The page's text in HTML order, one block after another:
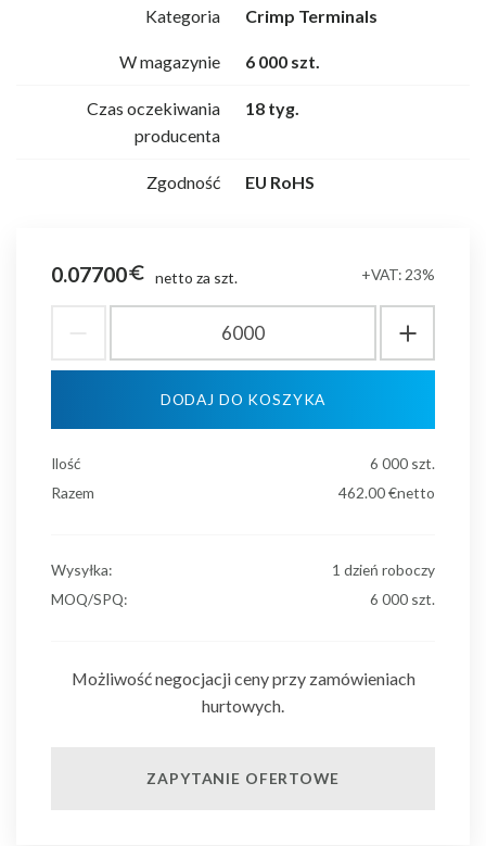
Kategoria Crimp Terminals
W magazynie 6 000 szt.
Czas oczekiwania
producenta
18 tyg.
Zgodność EU RoHS
0.07700euro_symbol netto za szt. +VAT: 23%
DODAJ DO KOSZYKA
Ilość 6 000 szt.
Razem
462.00€netto
Wysyłka:
1 dzień roboczy
MOQ/SPQ:
6 000 szt.
Możliwość negocjacji ceny przy zamówieniach
hurtowych.
ZAPYTANIE OFERTOWE